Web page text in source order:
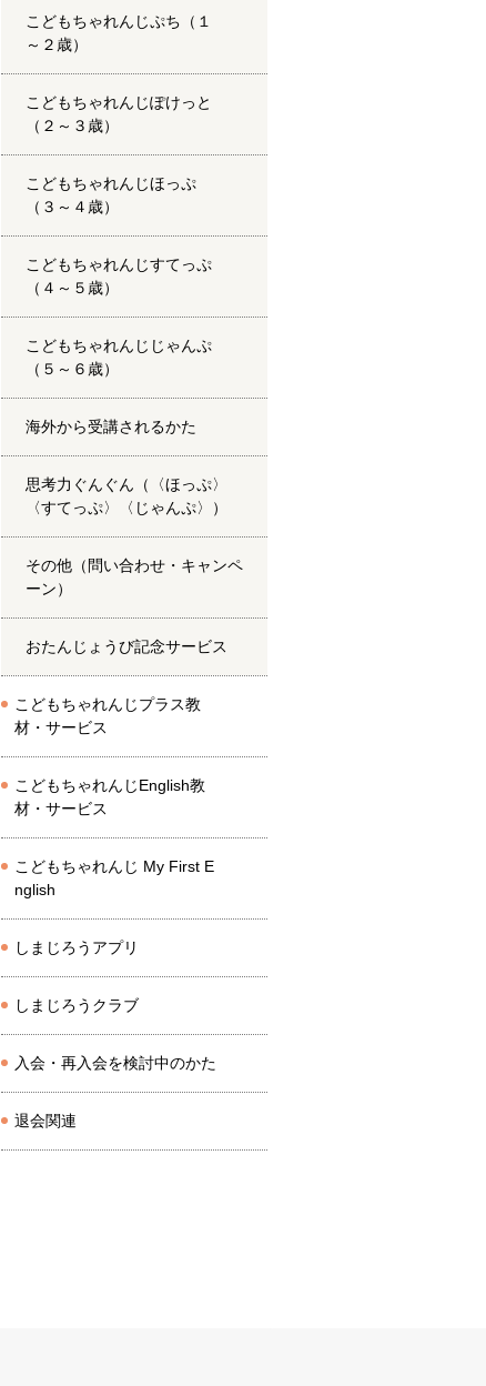
こどもちゃれんじぷち（１
～２歳）
こどもちゃれんじぽけっと
（２～３歳）
こどもちゃれんじほっぷ
（３～４歳）
こどもちゃれんじすてっぷ
（４～５歳）
こどもちゃれんじじゃんぷ
（５～６歳）
海外から受講されるかた
思考力ぐんぐん（〈ほっぷ〉
〈すてっぷ〉〈じゃんぷ〉）
その他（問い合わせ・キャンペ
ーン）
おたんじょうび記念サービス
こどもちゃれんじプラス教
材・サービス
こどもちゃれんじEnglish教
材・サービス
こどもちゃれんじ My First E
nglish
しまじろうアプリ
しまじろうクラブ
入会・再入会を検討中のかた
退会関連